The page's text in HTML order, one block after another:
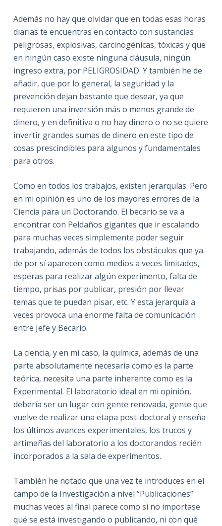
Además no hay que olvidar que en todas esas horas
diarias te encuentras en contacto con sustancias
peligrosas, explosivas, carcinogénicas, tóxicas y que
en ningún caso existe ninguna cláusula, ningún
ingreso extra, por PELIGROSIDAD. Y también he de
añadir, que por lo general, la seguridad y la
prevención dejan bastante que desear, ya que
requieren una inversión más o menos grande de
dinero, y en definitiva o no hay dinero o no se quiere
invertir grandes sumas de dinero en este tipo de
cosas prescindibles para algunos y fundamentales
para otros.
Como en todos los trabajos, existen jerarquías. Pero
en mi opinión es uno de los mayores errores de la
Ciencia para un Doctorando. El becario se va a
encontrar con Peldaños gigantes que ir escalando
para muchas veces simplemente poder seguir
trabajando, además de todos los obstáculos que ya
de por sí aparecen como medios a veces limitados,
esperas para realizar algún experimento, falta de
tiempo, prisas por publicar, presión por llevar
temas que te puedan pisar, etc. Y esta jerarquía a
veces provoca una enorme falta de comunicación
entre Jefe y Becario.
La ciencia, y en mi caso, la química, además de una
parte absolutamente necesaria como es la parte
teórica, necesita una parte inherente como es la
Experimental. El laboratorio ideal en mi opinión,
debería ser un lugar con gente renovada, gente que
vuelve de realizar una etapa post-doctoral y enseña
los últimos avances experimentales, los trucos y
artimañas del laboratorio a los doctorandos recién
incorporados a la sala de experimentos.
También he notado que una vez te introduces en el
campo de la Investigación a nivel “Publicaciones”
muchas veces al final parece como si no importase
qué se está investigando o publicando, ni con qué